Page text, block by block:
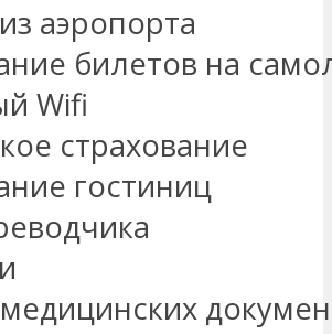
аэропорта
билетов на
Wifi
страхование
гостиниц